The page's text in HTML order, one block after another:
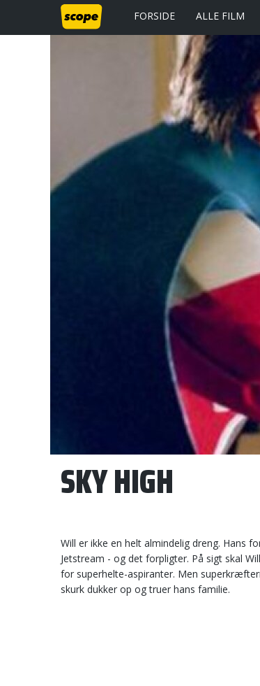
FORSIDE ALLE FILM
SKY HIGH
Will er ikke en helt almindelig dreng. Hans
Jetstream - og det forpligter. På sigt skal
for superhelte-aspiranter. Men
skurk dukker op og truer hans familie.